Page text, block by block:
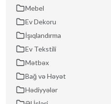
Mebel
Ev Dekoru
İşıqlandırma
Ev Tekstili
Mətbəx
Bağ və Həyət
Hədiyyələr